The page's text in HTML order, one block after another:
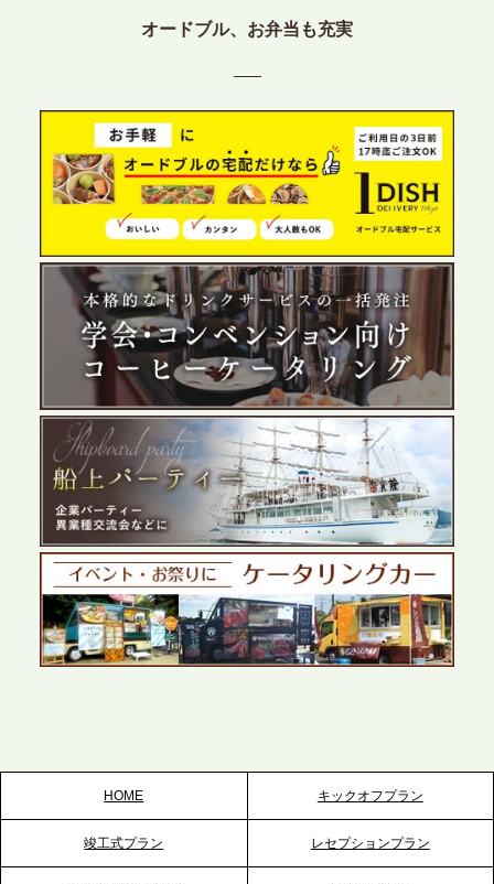
プレスリリースのご案内｜ケータリングのセカンド
目の展開で、拡大する出張パーティー・ケータリン
2026.6.4
プレスリリースのご案内｜夏の社内親睦が、配属後
の離職防止に。オフィスや会議室で縁日気分を味わ
う「お祭りケータリング」の提供を開始
2026.5.29
プレスリリースのご案内｜ケータリングのセカンド
テーブル、群馬前橋支社を設立。再開発やオフィス
展開が進む前橋エリアの企業ニーズに応え、高品質
なサービスで各種イベント・懇親会をサポート
2026.5.27
プレスリリースのご案内｜ケータリングのセカンド
テーブル、千葉本社を新設。幕張・舞浜の大型イベ
ントから主要都市の社内懇親会まで、現地拠点を活
かしたスムーズな対応を展開
2026.5.22
2026.5.20
プレスリリースのご案内｜ケータリングのセカンド
オードブル、お弁当も充実
HOME キックオフプラン
竣工式プラン レセプションプラン